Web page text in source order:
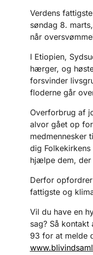
Verdens
søndag 8.
når
I Etiopien,
hærger, og
forsvinder
floderne går
Overforbrug af
alvor gået op
medmennesker
dig
hjælpe dem, der
Derfor
fattigste og
Vil du have en
sag? Så
93 for at melde